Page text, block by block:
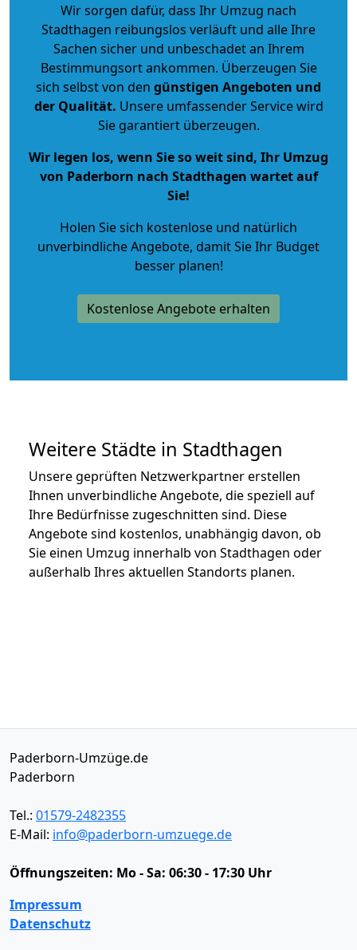
Wir sorgen dafür, dass Ihr Umzug nach
Stadthagen reibungslos verläuft und alle Ihre
Sachen sicher und unbeschadet an Ihrem
Bestimmungsort ankommen. Überzeugen Sie
sich selbst von den günstigen Angeboten und
der Qualität. Unsere umfassender Service wird
Sie garantiert überzeugen.
Wir legen los, wenn Sie so weit sind, Ihr Umzug
von Paderborn nach Stadthagen wartet auf
Sie!
Holen Sie sich kostenlose und natürlich
unverbindliche Angebote, damit Sie Ihr Budget
besser planen!
Kostenlose Angebote erhalten
Weitere Städte in Stadthagen
Unsere geprüften Netzwerkpartner erstellen
Ihnen unverbindliche Angebote, die speziell auf
Ihre Bedürfnisse zugeschnitten sind. Diese
Angebote sind kostenlos, unabhängig davon, ob
Sie einen Umzug innerhalb von Stadthagen oder
außerhalb Ihres aktuellen Standorts planen.
Paderborn-Umzüge.de
Paderborn
Tel.: 01579-2482355
E-Mail: info@paderborn-umzuege.de
Öffnungszeiten: Mo - Sa: 06:30 - 17:30 Uhr
Impressum
Datenschutz